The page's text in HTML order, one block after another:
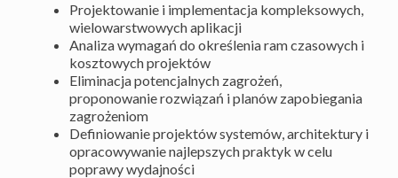
Projektowanie i implementacja kompleksowych,
wielowarstwowych aplikacji
Analiza wymagań do określenia ram czasowych i
kosztowych projektów
Eliminacja potencjalnych zagrożeń,
proponowanie rozwiązań i planów zapobiegania
zagrożeniom
Definiowanie projektów systemów, architektury i
opracowywanie najlepszych praktyk w celu
poprawy wydajności